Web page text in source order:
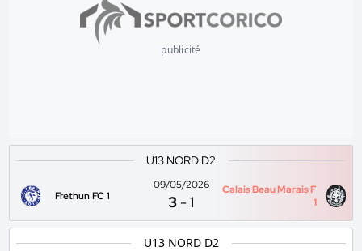
publicité
U13 NORD D2
Frethun FC 1
09/05/2026
3 -1
Calais Beau Marais F
1
U13 NORD D2